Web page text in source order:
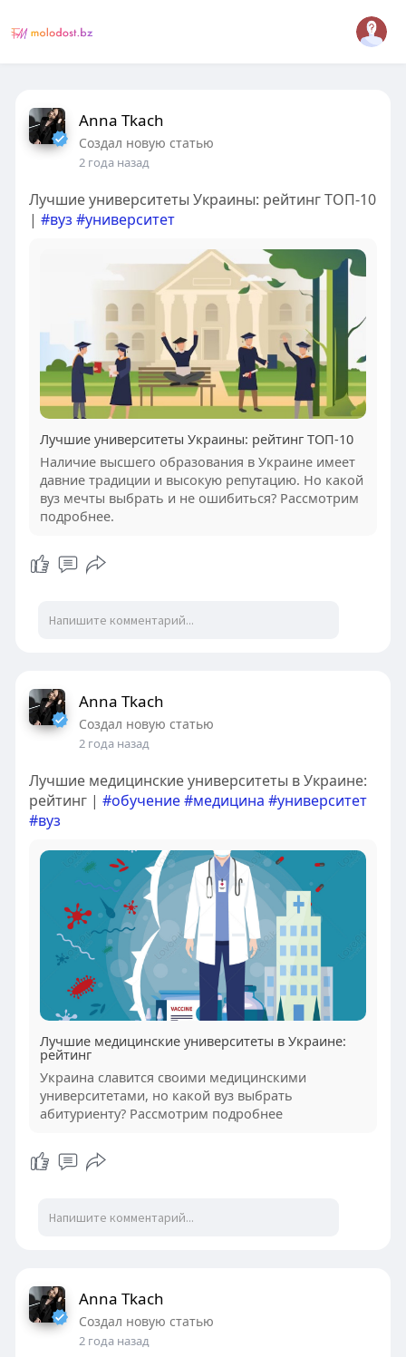
Anna Tkach
Создал новую статью
2 года назад
Лучшие университеты Украины: рейтинг ТОП-10
| #вуз #университет
Лучшие университеты Украины: рейтинг ТОП-10
Наличие высшего образования в Украине имеет
давние традиции и высокую репутацию. Но какой
вуз мечты выбрать и не ошибиться? Рассмотрим
подробнее.
Anna Tkach
Создал новую статью
2 года назад
Лучшие медицинские университеты в Украине:
рейтинг | #обучение#медицина #университет
#вуз
Лучшие медицинские университеты в Украине:
рейтинг
Украина славится своими медицинскими
университетами, но какой вуз выбрать
абитуриенту? Рассмотрим подробнее
Anna Tkach
Создал новую статью
2 года назад